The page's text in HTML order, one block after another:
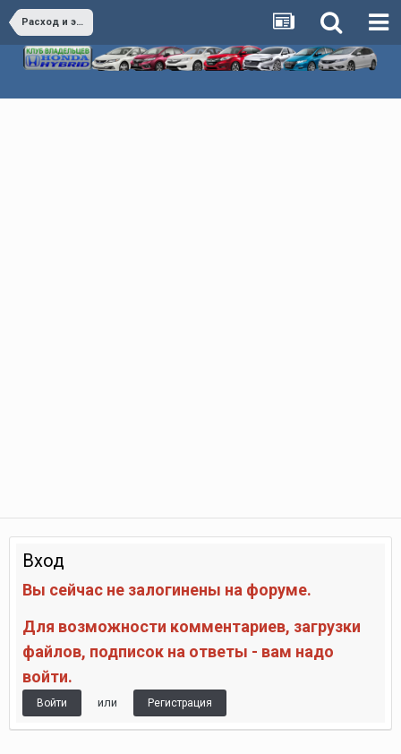
Расход и экономия Honda Hybrid
Вход
Вы сейчас не залогинены на форуме.
Для возможности комментариев, загрузки
файлов, подписок на ответы - вам надо
войти.
Войти или Регистрация